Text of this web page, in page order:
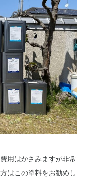
用はかさみますが非常
はこの塗料をお勧めし